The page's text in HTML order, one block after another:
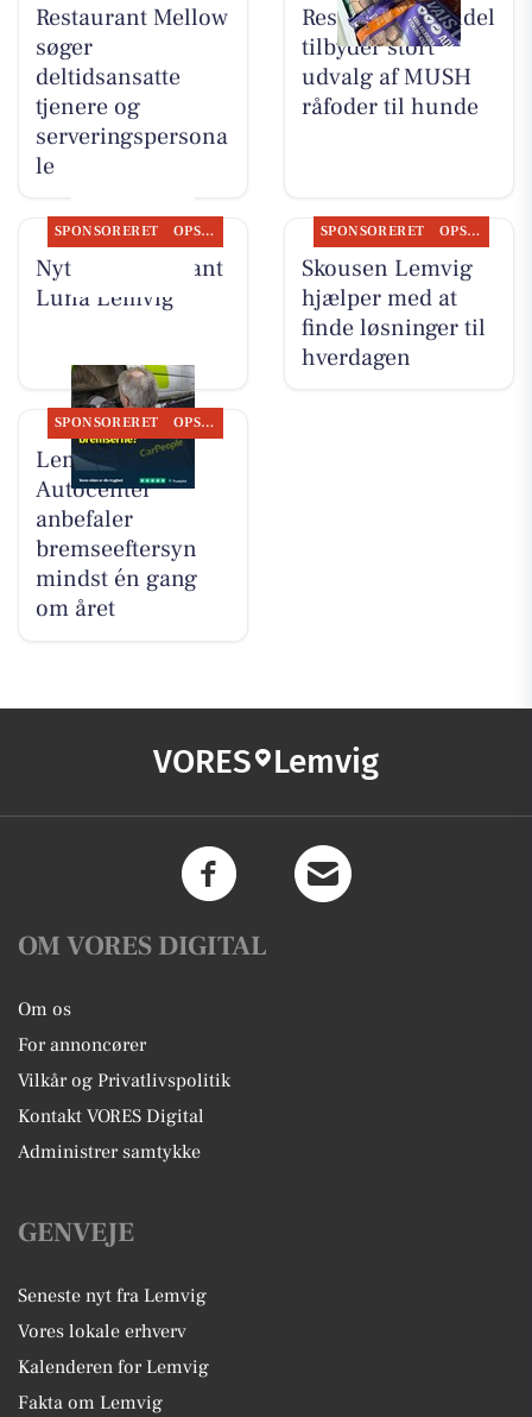
Restaurant Mellow
søger
deltidsansatte
tjenere og
serveringspersona
le
Resen Landhandel
tilbyder stort
udvalg af MUSH
råfoder til hunde
SPONSORERET OPSLAGSTAVLEN
Nyt fra Restaurant
Luna Lemvig
SPONSORERET OPSLAGSTAVLEN
Skousen Lemvig
hjælper med at
finde løsninger til
hverdagen
SPONSORERET OPSLAGSTAVLEN
Lemvig
Autocenter
anbefaler
bremseeftersyn
mindst én gang
om året
VORES Lemvig
OM VORES DIGITAL
Om os
For annoncører
Vilkår og Privatlivspolitik
Kontakt VORES Digital
Administrer samtykke
GENVEJE
Seneste nyt fra Lemvig
Vores lokale erhverv
Kalenderen for Lemvig
Fakta om Lemvig